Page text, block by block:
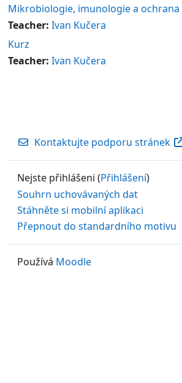
Mikrobiologie, imunologie a
Teacher: Ivan Kučera
Kurz
Teacher: Ivan Kučera
Kontaktujte podporu stránek
Nejste přihlášeni (Přihlášení)
Souhrn uchovávaných dat
Stáhněte si mobilní aplikaci
Přepnout do standardního motivu
Používá Moodle